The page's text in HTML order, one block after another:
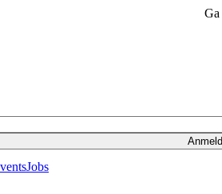
Ga
Jobs